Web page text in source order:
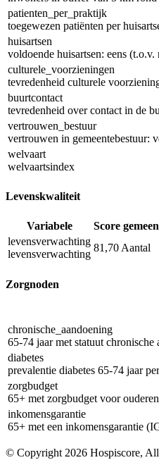
patienten_per_praktijk
toegewezen patiënten per
huisartsen
voldoende huisartsen: eens (t.o.v.
culturele_voorzieningen
tevredenheid culturele
buurtcontact
tevredenheid over contact in de
vertrouwen_bestuur
vertrouwen in gemeentebestuur:
welvaart
welvaartsindex
Levenskwaliteit
Variabele Score
levensverwachting
levensverwachting
81,70Aantal
Zorgnoden
chronische_aandoening
65-74 jaar met statuut
diabetes
prevalentie diabetes 65-74 jaar
zorgbudget
65+ met zorgbudget voor
inkomensgarantie
65+ met een inkomensgarantie
© Copyright 2026 Hospiscore,